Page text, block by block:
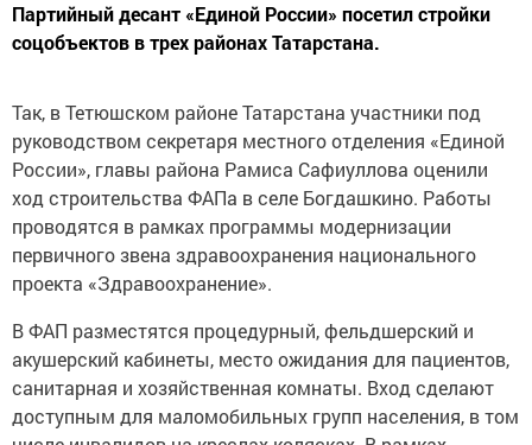
Партийный десант «Единой России» посетил стройки
соцобъектов в трех районах Татарстана.
Так, в Тетюшском районе Татарстана участники под
руководством секретаря местного отделения «Единой
России», главы района Рамиса Сафиуллова оценили
ход строительства ФАПа в селе Богдашкино. Работы
проводятся в рамках программы модернизации
первичного звена здравоохранения национального
проекта «Здравоохранение».
В ФАП разместятся процедурный, фельдшерский и
акушерский кабинеты, место ожидания для пациентов,
санитарная и хозяйственная комнаты. Вход сделают
доступным для маломобильных групп населения, в том